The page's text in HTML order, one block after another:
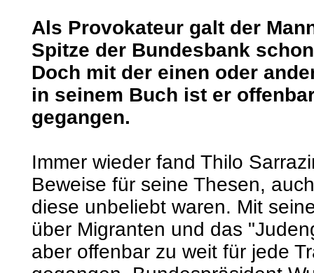
Als Provokateur galt der
Spitze der Bundesbank
Doch mit der einen oder
in seinem Buch ist er
gegangen.
Immer wieder fand Thilo
Beweise für seine Thesen,
diese unbeliebt waren. Mit
über Migranten und das
aber offenbar zu weit für jede